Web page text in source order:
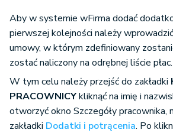
Aby w systemie wFirma dodać
pierwszej kolejności należy
umowy, w którym zdefiniowany
zostać naliczony na odrębnej liście płac.
W tym celu należy przejść do zakładki
PRACOWNICYkliknąć na imię i
otworzyć okno Szczegóły pracownika,
zakładki Dodatki i potrącenia. Po